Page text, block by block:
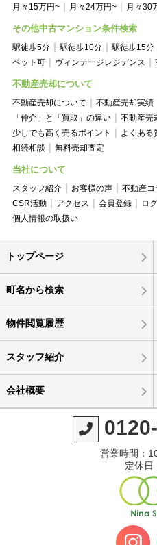
月々15万円~
月々24万円~ 月々30
その他中古マンション条件検索
駅徒歩5分 駅徒歩10分 駅徒歩15分
ペット可
ヴィンテージレジデンス
不動産売却について
不動産売却について 不動産売却実績
「仲介」と「買取」の違い
不動産売
少しでも高く売るポイント
よくある
相続相談
無料売却査定
当社について
スタッフ紹介 お客様の声 不動産コ
CSR活動
アクセス 会員登録 ロ
個人情報の取扱い
トップページ
町名から検索
物件閲覧履歴
スタッフ紹介
会社概要
営業時間：
定休日